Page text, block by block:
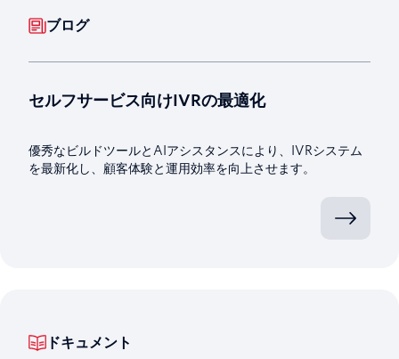
ブログ
セルフサービス向けIVRの最適化
優秀なビルドツールとAIアシスタンスにより、IVRシステム
を最新化し、顧客体験と運用効率を向上させます。
ドキュメント